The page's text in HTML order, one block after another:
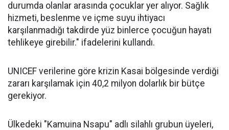
durumda olanlar arasında çocuklar yer alıyor. Sağlık
hizmeti, beslenme ve içme suyu ihtiyacı
karşılanmadığı takdirde yüz binlerce çocuğun hayatı
tehlikeye girebilir." ifadelerini kullandı.
UNICEF verilerine göre krizin Kasai bölgesinde verdiği
zararı karşılamak için 40,2 milyon dolarlık bir bütçe
gerekiyor.
Ülkedeki "Kamuina Nsapu" adlı silahlı grubun üyeleri,